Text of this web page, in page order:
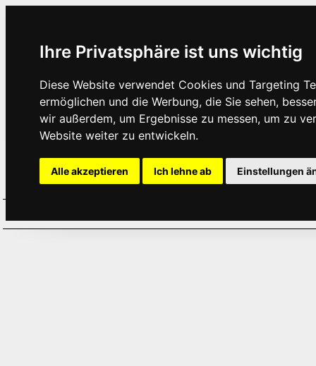
Ihre Privatsphäre ist uns wichtig
Diese Website verwendet Cookies und Targeting
ermöglichen und die Werbung, die Sie sehen,
wir außerdem, um Ergebnisse zu messen, um zu
Website weiter zu entwickeln.
Alle akzeptieren Ich lehne ab Einstellungen